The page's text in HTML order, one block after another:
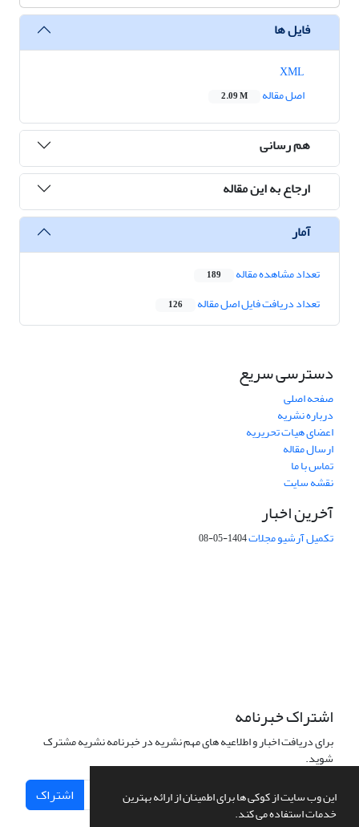
این وب سایت از کوکی ها برای اطمینان از ارائه بهترین
خدمات استفاده می کند.
فایل ها
اصل مقاله
2.09 M
هم رسانی
ارجاع به این مقاله
آمار
تعداد مشاهده مقاله 189
تعداد دریافت فایل اصل مقاله 126
دسترسی سریع
صفحه اصلی
درباره نشریه
اعضای هیات تحریریه
ارسال مقاله
تماس با ما
نقشه سایت
آخرین اخبار
تکمیل آرشیو مجلات1404-05-08
اشتراک خبرنامه
برای دریافت اخبار و اطلاعیه های مهم نشریه در خبرنامه نشریه مشترک
شوید.
اشتراک